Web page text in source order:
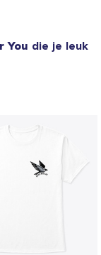
You die je leuk